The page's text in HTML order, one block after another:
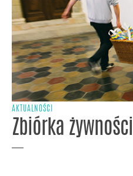
AKTUALNOŚCI
Zbiórka